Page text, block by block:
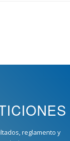
reglamento y